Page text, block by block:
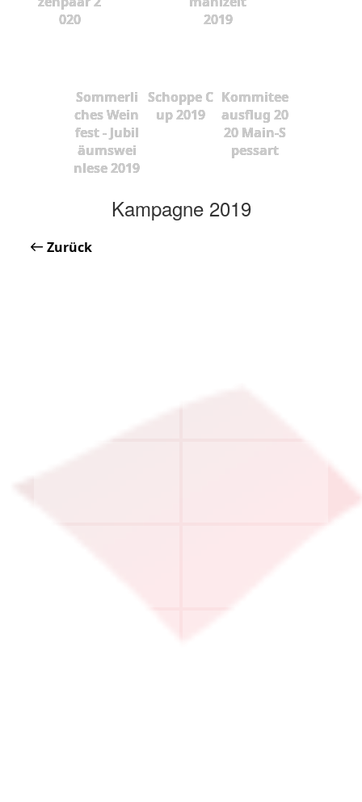
020
2019
Sommerli
ches Wein
fest - Jubil
äumswei
nlese 2019
Schoppe C
up 2019
Kommitee
ausflug 20
20 Main-S
pessart
Kampagne 2019
Zurück